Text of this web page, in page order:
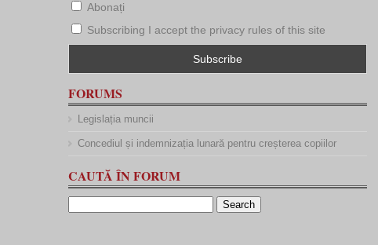
Abonați
Subscribing I accept the privacy rules of this site
FORUMS
Legislația muncii
Concediul și indemnizația lunară pentru creșterea copiilor
CAUTĂ ÎN FORUM